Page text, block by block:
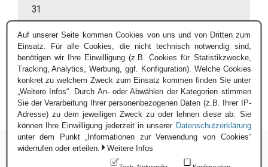
August 2026
31
« Juli
Auf unserer Seite kommen Cookies von uns und von Dritten zum
Einsatz. Für alle Cookies, die nicht technisch notwendig sind,
benötigen wir Ihre Einwilligung (z.B. Cookies für Statistikzwecke,
Tracking, Analytics, Werbung, ggf. Konfiguration). Welche Cookies
konkret zu welchem Zweck zum Einsatz kommen finden Sie unter
„Weitere Infos“. Durch An- oder Abwählen der Kategorien stimmen
Sie der Verarbeitung Ihrer personenbezogenen Daten (z.B. Ihrer IP-
Adresse) zu dem jeweiligen Zweck zu oder lehnen diese ab. Sie
können Ihre Einwilligung jederzeit in unserer Datenschutzerklärung
unter dem Punkt „Informationen zur Verwendung von Cookies“
widerrufen oder erteilen.
Weitere Infos